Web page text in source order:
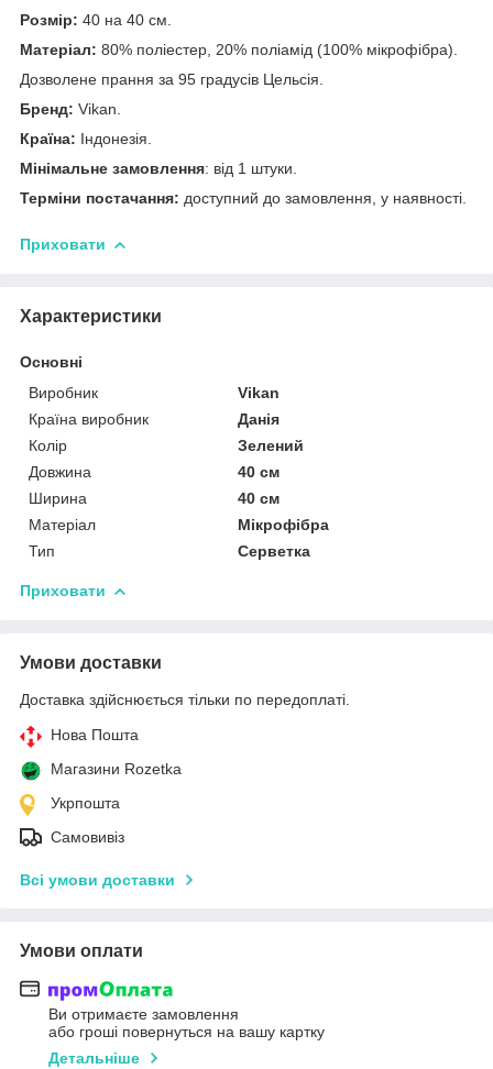
Розмір: 40 на 40 см.
Матеріал: 80% поліестер, 20% поліамід (100% мікрофібра).
Дозволене прання за 95 градусів Цельсія.
Бренд: Vikan.
Країна: Індонезія.
Мінімальне замовлення: від 1 штуки.
Терміни постачання: доступний до замовлення, у наявності.
Приховати
Характеристики
Основні
Виробник
Vikan
Країна виробник
Данія
Колір
Зелений
Довжина
40 см
Ширина
40 см
Матеріал
Мікрофібра
Тип
Серветка
Приховати
Умови доставки
Доставка здійснюється тільки по передоплаті.
Нова Пошта
Магазини Rozetka
Укрпошта
Самовивіз
Всі умови доставки
Умови оплати
Ви отримаєте замовлення
або гроші повернуться на вашу картку
Детальніше